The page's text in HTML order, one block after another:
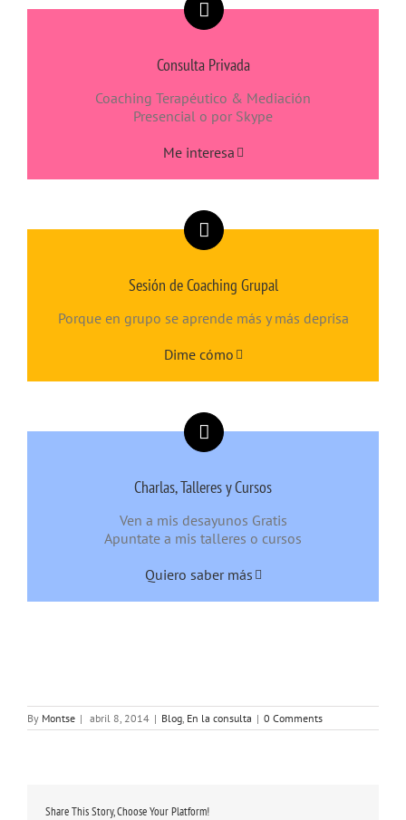
Consulta Privada
Coaching Terapéutico & Mediación
Presencial o por Skype
Me interesa
Sesión de Coaching Grupal
Porque en grupo se aprende más y más deprisa
Dime cómo
Charlas, Talleres y Cursos
Ven a mis desayunos Gratis
Apuntate a mis talleres o cursos
Quiero saber más
By Montse | abril 8, 2014 | Blog, En la consulta | 0 Comments
Share This Story, Choose Your Platform!